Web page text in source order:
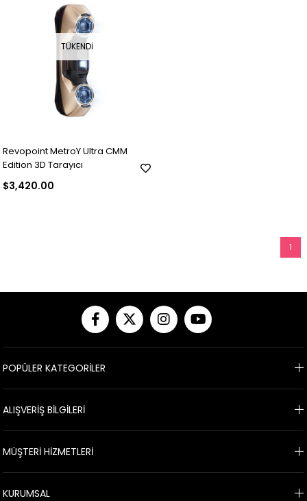
TÜKENDI
Revopoint MetroY Ultra CMM
Edition 3D Tarayıcı
$3,420.00
1
POPÜLER KATEGORİLER
ALIŞVERİŞ BİLGİLERİ
MÜŞTERİ HİZMETLERİ
KURUMSAL